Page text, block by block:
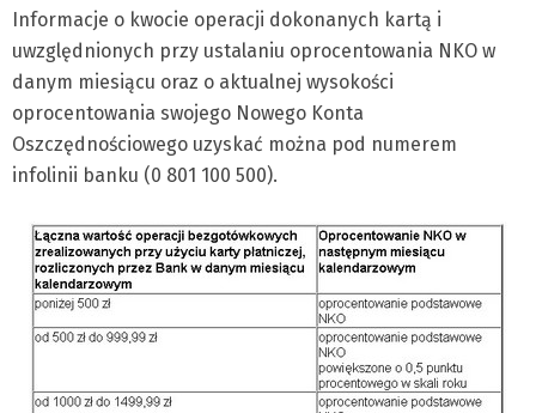
Informacje o kwocie operacji dokonanych kartą i
uwzględnionych przy ustalaniu oprocentowania NKO w
danym miesiącu oraz o aktualnej wysokości
oprocentowania swojego Nowego Konta
Oszczędnościowego uzyskać można pod numerem
infolinii banku (0 801 100 500).